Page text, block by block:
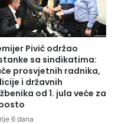
Pivić održao
sa sindikatima:
prosvjetnih radnika,
i državnih
od 1. jula veće za
6 dana